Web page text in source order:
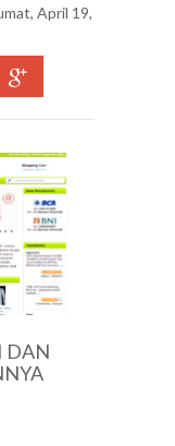
April 19,
DAN